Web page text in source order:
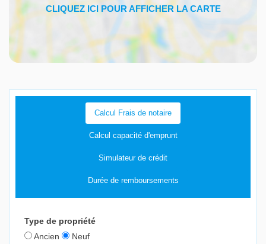
Calcul Frais de notaire
Calcul capacité d'emprunt
Simulateur de crédit
Durée de remboursements